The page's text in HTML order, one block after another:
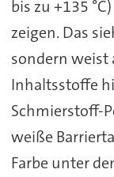
bis zu +135
zeigen. Das
sondern weist
Inhaltsstoffe
Schmierstoff-
weiße
Farbe unter